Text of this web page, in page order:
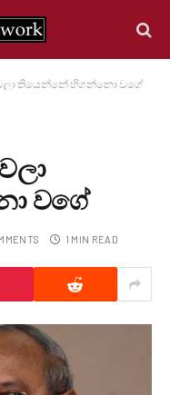
තියෙන්නේ හිගන්නො වගේ
වගේ
1 MIN READ